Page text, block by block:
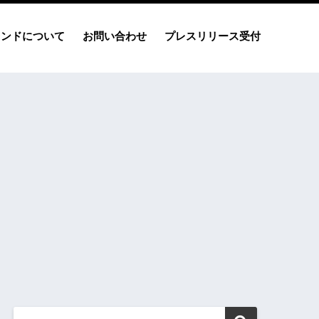
ドについて お問い合わせ プレスリリース受付